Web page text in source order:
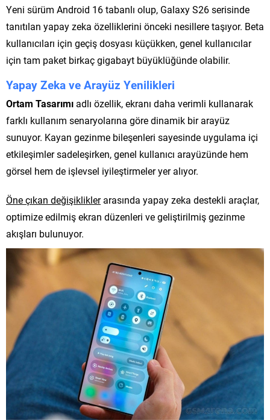
Yeni sürüm Android 16 tabanlı olup, Galaxy S26 serisinde
tanıtılan yapay zeka özelliklerini önceki nesillere taşıyor. Beta
kullanıcıları için geçiş dosyası küçükken, genel kullanıcılar
için tam paket birkaç gigabayt büyüklüğünde olabilir.
Yapay Zeka ve Arayüz Yenilikleri
Ortam Tasarımı adlı özellik, ekranı daha verimli kullanarak
farklı kullanım senaryolarına göre dinamik bir arayüz
sunuyor. Kayan gezinme bileşenleri sayesinde uygulama içi
etkileşimler sadeleşirken, genel kullanıcı arayüzünde hem
görsel hem de işlevsel iyileştirmeler yer alıyor.
Öne çıkan değişikliklerarasında yapay zeka destekli araçlar,
optimize edilmiş ekran düzenleri ve geliştirilmiş gezinme
akışları bulunuyor.